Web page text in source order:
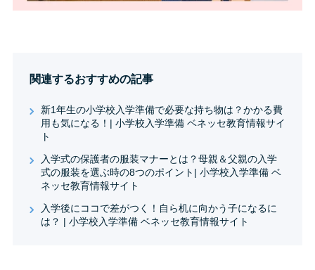
関連するおすすめの記事
新1年生の小学校入学準備で必要な持ち物は？かかる費
用も気になる！| 小学校入学準備 ベネッセ教育情報サイ
ト
入学式の保護者の服装マナーとは？母親＆父親の入学
式の服装を選ぶ時の8つのポイント| 小学校入学準備 ベ
ネッセ教育情報サイト
入学後にココで差がつく！自ら机に向かう子になるに
は？ | 小学校入学準備 ベネッセ教育情報サイト